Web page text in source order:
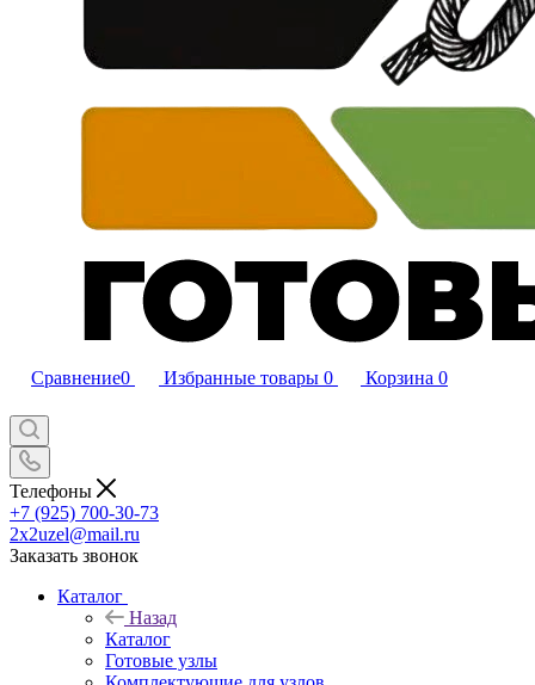
Сравнение0 Избранные товары 0 Корзина 0
Телефоны
+7 (925) 700-30-73
2x2uzel@mail.ru
Заказать звонок
Каталог
Назад
Каталог
Готовые узлы